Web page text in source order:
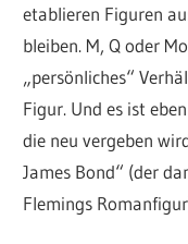
etablieren Figuren
bleiben. M, Q oder
„persönliches“
Figur. Und es ist
die neu vergeben
James Bond“ (der
Flemings